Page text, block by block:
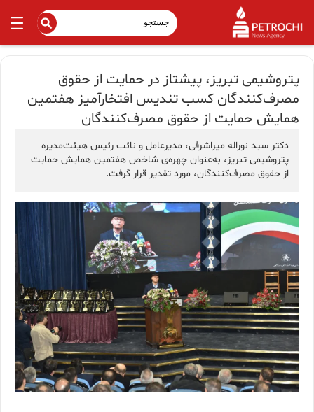
پتروشیمی تبریز، پیشتاز در حمایت از حقوق
مصرف‌کنندگان كسب تندیس افتخارآمیز هفتمین
همایش حمایت از حقوق مصرف‌كنندگان
دکتر سید نوراله میراشرفی، مدیرعامل و نائب رئیس هیئت‌مدیره
پتروشیمی تبریز، به‌عنوان چهره‌ی شاخص هفتمین همایش حمایت
از حقوق مصرف‌کنندگان، مورد تقدیر قرار گرفت.